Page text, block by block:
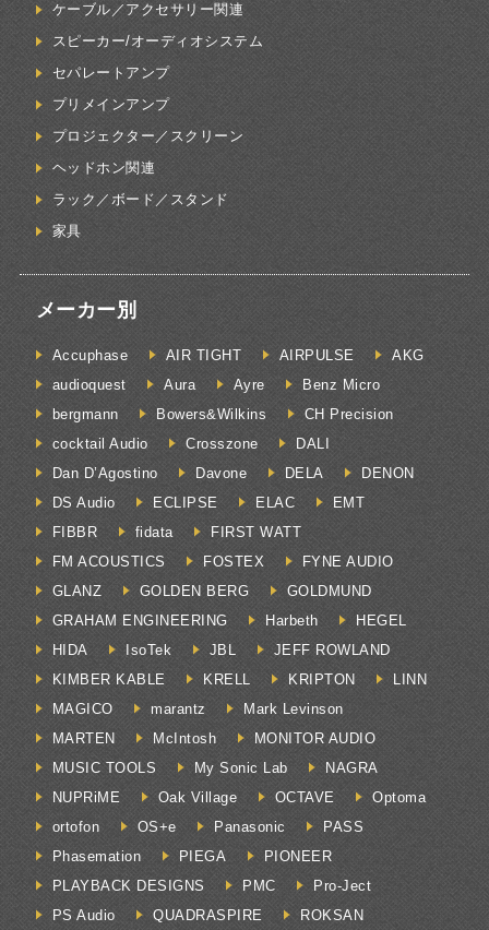
ケーブル／アクセサリー関連
スピーカー/オーディオシステム
セパレートアンプ
プリメインアンプ
プロジェクター／スクリーン
ヘッドホン関連
ラック／ボード／スタンド
家具
メーカー別
Accuphase AIR TIGHT AIRPULSE
AKG
audioquest
Aura Ayre
Benz Micro
bergmann
Bowers&Wilkins
CH Precision
cocktail Audio
Crosszone
DALI
Dan D’Agostino
Davone DELA
DENON
DS Audio
ECLIPSE ELAC
EMT
FIBBR
fidata
FIRST WATT
FM ACOUSTICS
FOSTEX
FYNE AUDIO
GLANZ
GOLDEN BERG
GOLDMUND
GRAHAM ENGINEERING
Harbeth
HEGEL
HIDA
IsoTek JBL
JEFF ROWLAND
KIMBER KABLE
KRELL KRIPTON
LINN
MAGICO
marantz
Mark Levinson
MARTEN
McIntosh
MONITOR AUDIO
MUSIC TOOLS
My Sonic Lab
NAGRA
NUPRiME
Oak Village OCTAVE
Optoma
ortofon
OS+e Panasonic
PASS
Phasemation
PIEGA
PIONEER
PLAYBACK DESIGNS
PMC
Pro-Ject
PS Audio
QUADRASPIRE ROKSAN